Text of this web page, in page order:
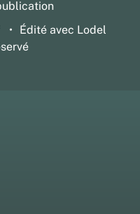
Édité avec Lodel